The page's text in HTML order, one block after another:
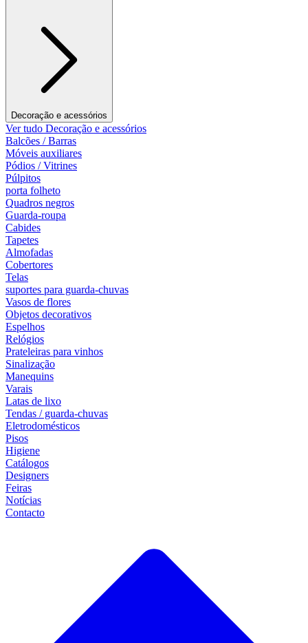
Decoração e acessórios
Ver tudo Decoração e acessórios
Balcões / Barras
Móveis auxiliares
Pódios / Vitrines
Púlpitos
porta folheto
Quadros negros
Guarda-roupa
Cabides
Tapetes
Almofadas
Cobertores
Telas
suportes para guarda-chuvas
Vasos de flores
Objetos decorativos
Espelhos
Relógios
Prateleiras para vinhos
Sinalização
Manequins
Varais
Latas de lixo
Tendas / guarda-chuvas
Eletrodomésticos
Pisos
Higiene
Catálogos
Designers
Feiras
Notícias
Contacto